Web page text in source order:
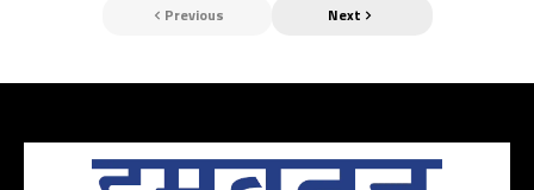
Previous Next